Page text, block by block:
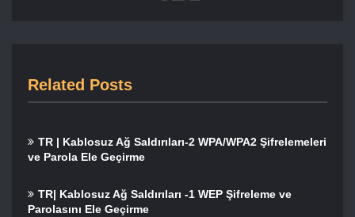
Related Posts
TR | Kablosuz Ağ Saldırıları-2 WPA/WPA2 Şifrelemeleri
ve Parola Ele Geçirme
TR| Kablosuz Ağ Saldırıları -1 WEP Şifreleme ve
Parolasını Ele Geçirme